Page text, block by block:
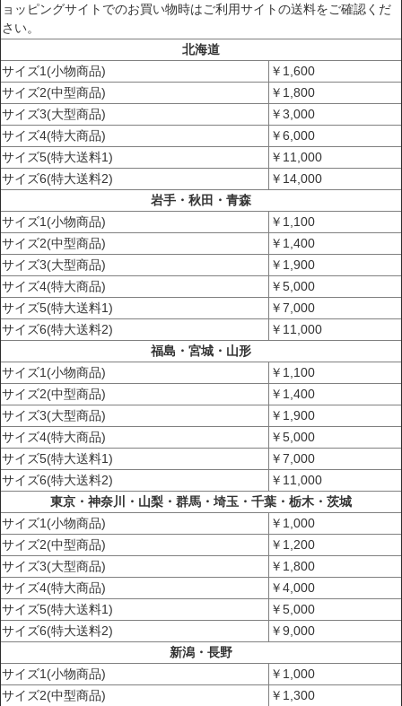
ョッピングサイトでのお買い物時はご利用サイトの送料をご確認くだ
さい。
北海道
サイズ1(小物商品)
￥1,600
サイズ2(中型商品)
￥1,800
サイズ3(大型商品)
￥3,000
サイズ4(特大商品)
￥6,000
サイズ5(特大送料1)
￥11,000
サイズ6(特大送料2)
￥14,000
岩手・秋田・青森
サイズ1(小物商品)
￥1,100
サイズ2(中型商品)
￥1,400
サイズ3(大型商品)
￥1,900
サイズ4(特大商品)
￥5,000
サイズ5(特大送料1)
￥7,000
サイズ6(特大送料2)
￥11,000
福島・宮城・山形
サイズ1(小物商品)
￥1,100
サイズ2(中型商品)
￥1,400
サイズ3(大型商品)
￥1,900
サイズ4(特大商品)
￥5,000
サイズ5(特大送料1)
￥7,000
サイズ6(特大送料2)
￥11,000
東京・神奈川・山梨・群馬・埼玉・千葉・栃木・茨城
サイズ1(小物商品)
￥1,000
サイズ2(中型商品)
￥1,200
サイズ3(大型商品)
￥1,800
サイズ4(特大商品)
￥4,000
サイズ5(特大送料1)
￥5,000
サイズ6(特大送料2)
￥9,000
新潟・長野
サイズ1(小物商品)
￥1,000
サイズ2(中型商品)
￥1,300